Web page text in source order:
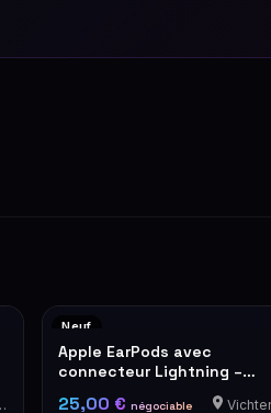
Neuf
Apple EarPods avec
connecteur Lightning –
25,00 €négociable